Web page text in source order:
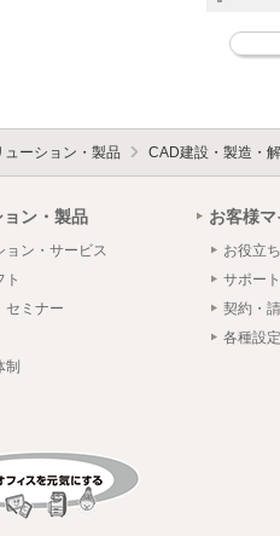
ューション・製品 CAD建設・製造・
ョン・製品
ョン・サービス
ト
セミナー
制
お客様
お役立
サポート
契約・
各種設定